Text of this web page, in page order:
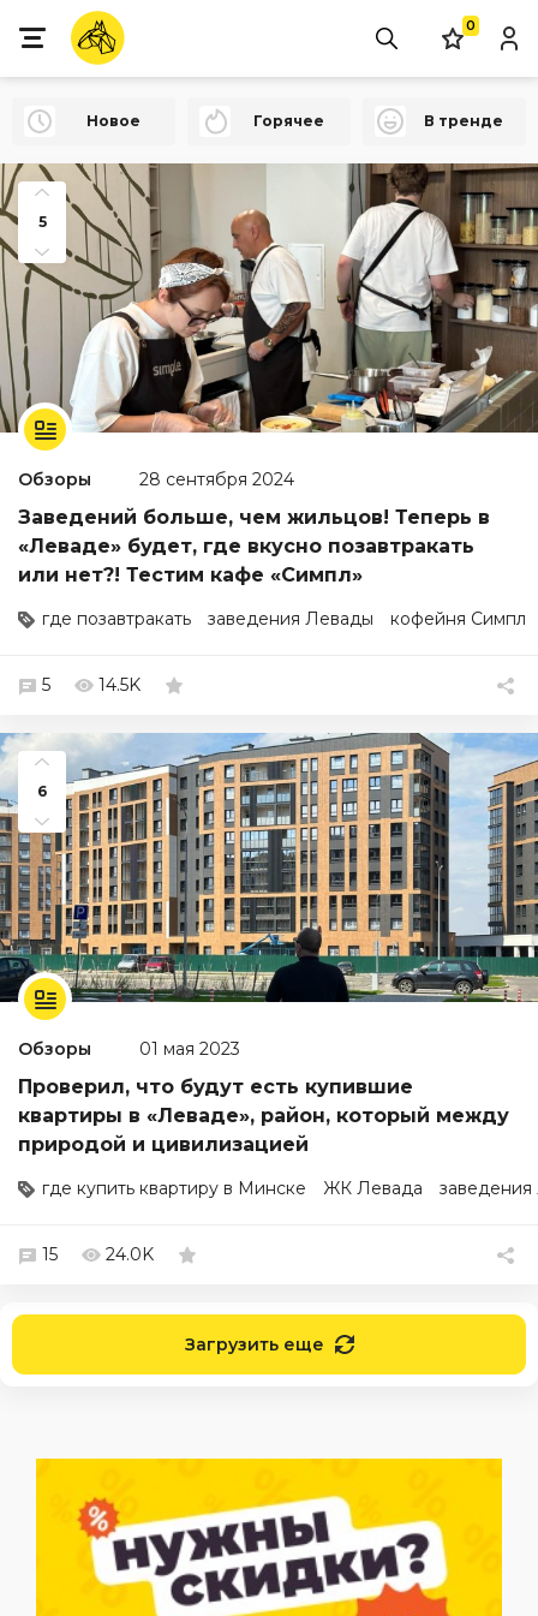
0
Новое Горячее В тренде
5
Обзоры 28 сентября 2024
Заведений больше, чем жильцов! Теперь в
«Леваде» будет, где вкусно позавтракать
или нет?! Тестим кафе «Симпл»
где позавтракать заведения Левады кофейня Симпл
5 14.5K
6
Обзоры 01 мая 2023
Проверил, что будут есть купившие
квартиры в «Леваде», район, который между
природой и цивилизацией
где купить квартиру в Минске ЖК Левада
15 24.0K
Загрузить еще